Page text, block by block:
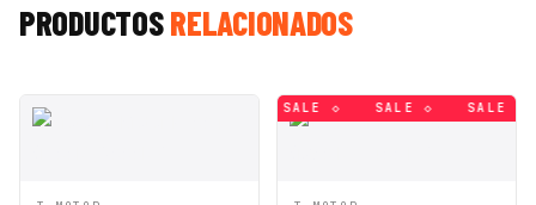
PRODUCTOSRELACIONADOS
◇ SALE ◇ SALE ◇ SALE ◇